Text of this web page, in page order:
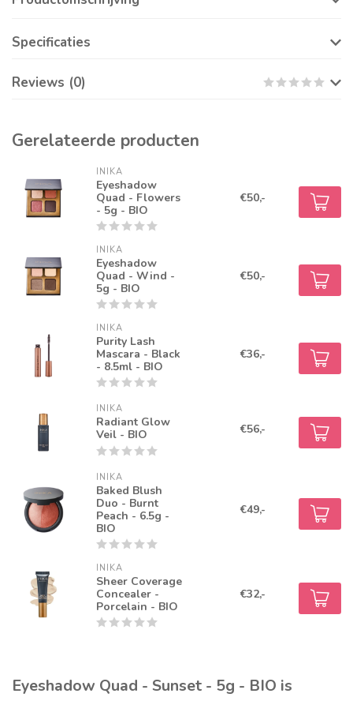
Specificaties
Reviews (0)
Gerelateerde producten
INIKA
Eyeshadow
Quad - Flowers
- 5g - BIO
€50,-
INIKA
Eyeshadow
Quad - Wind -
5g - BIO
€50,-
INIKA
Purity Lash
Mascara - Black
- 8.5ml - BIO
€36,-
INIKA
Radiant Glow
Veil - BIO
€56,-
INIKA
Baked Blush
Duo - Burnt
Peach - 6.5g -
BIO
€49,-
INIKA
Sheer Coverage
Concealer -
Porcelain - BIO
€32,-
Eyeshadow Quad - Sunset - 5g - BIO is